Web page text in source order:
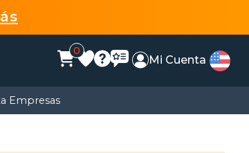
0
Mi Cuenta
Empresas